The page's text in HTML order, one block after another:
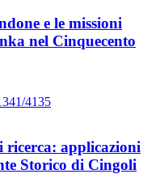
e le missioni
nel Cinquecento
4135
ricerca: applicazioni
Storico di Cingoli